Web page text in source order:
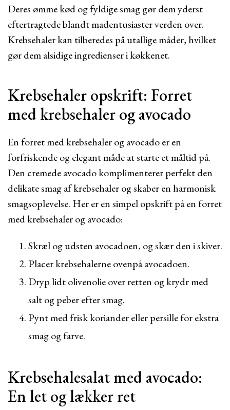
Deres ømme kød og fyldige smag gør dem yderst
eftertragtede blandt madentusiaster verden over.
Krebsehaler kan tilberedes på utallige måder, hvilket
gør dem alsidige ingredienser i køkkenet.
Krebsehaler opskrift: Forret
med krebsehaler og avocado
En forret med krebsehaler og avocado er en
forfriskende og elegant måde at starte et måltid på.
Den cremede avocado komplimenterer perfekt den
delikate smag af krebsehaler og skaber en harmonisk
smagsoplevelse. Her er en simpel opskrift på en forret
med krebsehaler og avocado:
Skræl og udsten avocadoen, og skær den i skiver.
Placer krebsehalerne ovenpå avocadoen.
Dryp lidt olivenolie over retten og krydr med
salt og peber efter smag.
Pynt med frisk koriander eller persille for ekstra
smag og farve.
Krebsehalesalat med avocado:
En let og lækker ret